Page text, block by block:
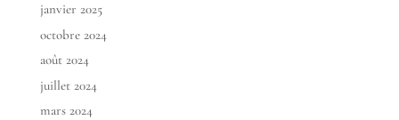
janvier 2025
octobre 2024
août 2024
juillet 2024
mars 2024